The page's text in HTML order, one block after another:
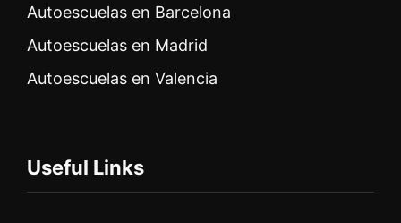
Autoescuelas en Barcelona
Autoescuelas en Madrid
Autoescuelas en Valencia
Useful Links